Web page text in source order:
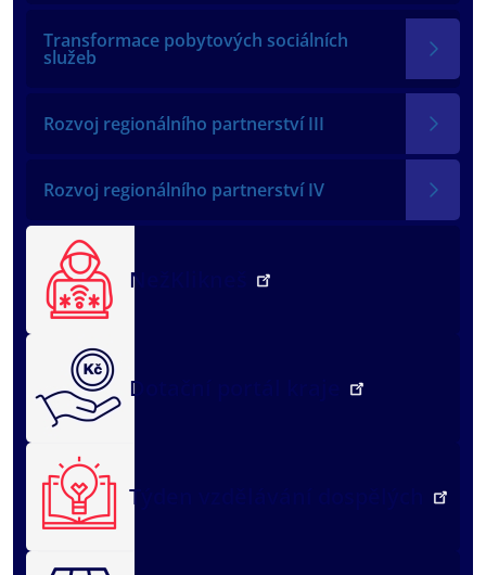
Transformace pobytových sociálních
služeb
Rozvoj regionálního partnerství III
Rozvoj regionálního partnerství IV
NežKlikneš
Dotační portál kraje
Týden vzdělávání dospělých